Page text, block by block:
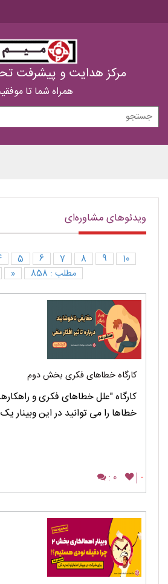
مرکز هدایت و پیشرفت
همراه شما تا
ویدئوهای مشاوره‌ای
5 6 7 8 9
10
« مطلب : 858
کارگاه خطاهای فکری بخش دوم
کارگاه "علل خطاهای فکری و
خطاها را می توانید در این وبینار
-
0 :